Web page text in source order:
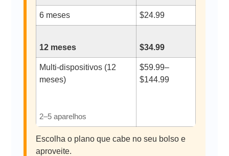
6 meses $24.99
12 meses $34.99
Multi-dispositivos (12
meses)
2–5 aparelhos
$59.99–
$144.99
Escolha o plano que cabe no seu bolso e
aproveite.